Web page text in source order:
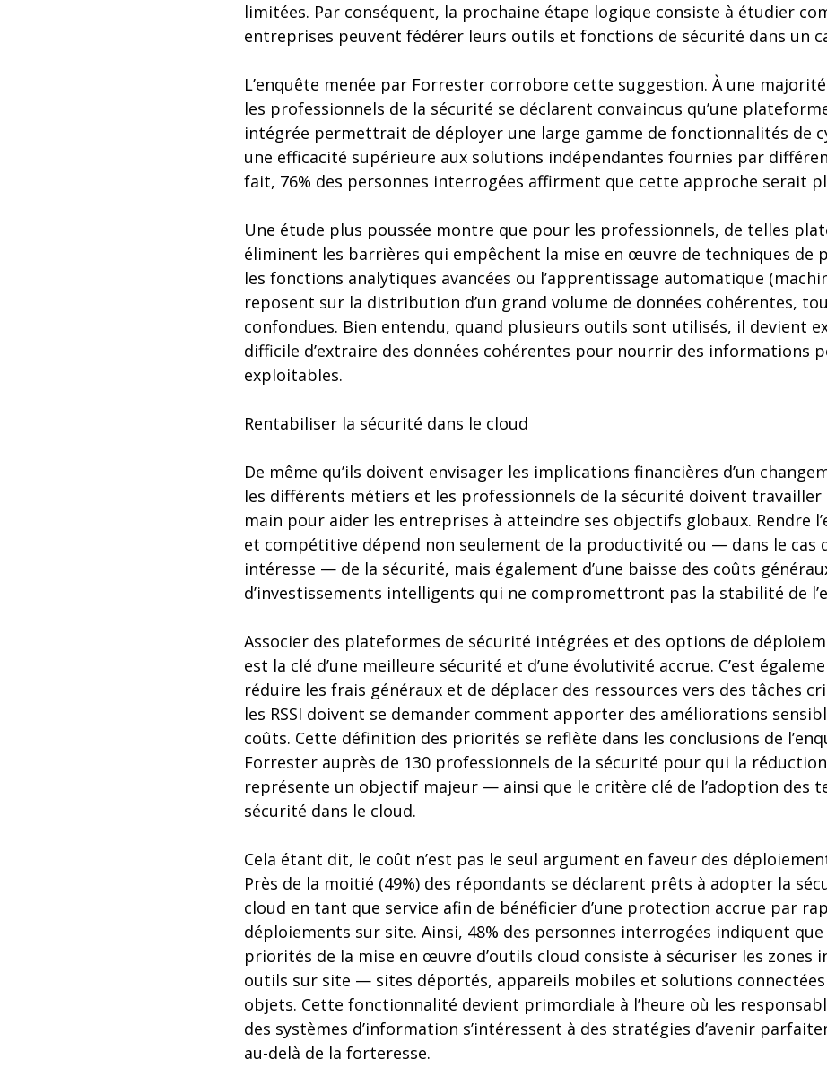
limitées. Par conséquent, la prochaine étape logique consiste à étudier
entreprises peuvent fédérer leurs outils et fonctions de sécurité dans un
L’enquête menée par Forrester corrobore cette suggestion. À une majorité
les professionnels de la sécurité se déclarent convaincus qu’une
intégrée permettrait de déployer une large gamme de fonctionnalités de
une efficacité supérieure aux solutions indépendantes fournies par
fait, 76% des personnes interrogées affirment que cette approche serait
Une étude plus poussée montre que pour les professionnels, de telles
éliminent les barrières qui empêchent la mise en œuvre de techniques de
les fonctions analytiques avancées ou l’apprentissage automatique
reposent sur la distribution d’un grand volume de données cohérentes,
confondues. Bien entendu, quand plusieurs outils sont utilisés, il devient
difficile d’extraire des données cohérentes pour nourrir des informations
exploitables.
Rentabiliser la sécurité dans le cloud
De même qu’ils doivent envisager les implications financières d’un
les différents métiers et les professionnels de la sécurité doivent travailler
main pour aider les entreprises à atteindre ses objectifs globaux. Rendre
et compétitive dépend non seulement de la productivité ou — dans le cas
intéresse — de la sécurité, mais également d’une baisse des coûts
d’investissements intelligents qui ne compromettront pas la stabilité de
Associer des plateformes de sécurité intégrées et des options de
est la clé d’une meilleure sécurité et d’une évolutivité accrue. C’est
réduire les frais généraux et de déplacer des ressources vers des tâches
les RSSI doivent se demander comment apporter des améliorations
coûts. Cette définition des priorités se reflète dans les conclusions de
Forrester auprès de 130 professionnels de la sécurité pour qui la
représente un objectif majeur — ainsi que le critère clé de l’adoption des
sécurité dans le cloud.
Cela étant dit, le coût n’est pas le seul argument en faveur des
Près de la moitié (49%) des répondants se déclarent prêts à adopter la
cloud en tant que service afin de bénéficier d’une protection accrue par
déploiements sur site. Ainsi, 48% des personnes interrogées indiquent que
priorités de la mise en œuvre d’outils cloud consiste à sécuriser les zones
outils sur site — sites déportés, appareils mobiles et solutions connectées
objets. Cette fonctionnalité devient primordiale à l’heure où les
des systèmes d’information s’intéressent à des stratégies d’avenir
au-delà de la forteresse.